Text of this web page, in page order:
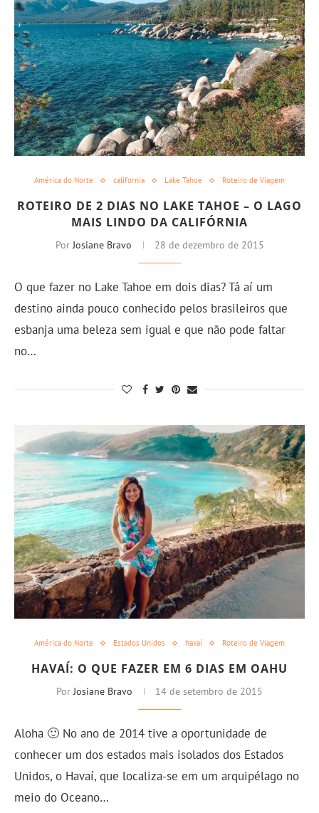
América do Norte california Lake Tahoe Roteiro de Viagem
ROTEIRO DE 2 DIAS NO LAKE TAHOE – O LAGO
MAIS LINDO DA CALIFÓRNIA
PorJosiane Bravo 28 de dezembro de 2015
O que fazer no Lake Tahoe em dois dias? Tá aí um
destino ainda pouco conhecido pelos brasileiros que
esbanja uma beleza sem igual e que não pode faltar
no…
América do Norte Estados Unidos havaí Roteiro de Viagem
HAVAÍ: O QUE FAZER EM 6 DIAS EM OAHU
PorJosiane Bravo 14 de setembro de 2015
Aloha 🙂 No ano de 2014 tive a oportunidade de
conhecer um dos estados mais isolados dos Estados
Unidos, o Havaí, que localiza-se em um arquipélago no
meio do Oceano…